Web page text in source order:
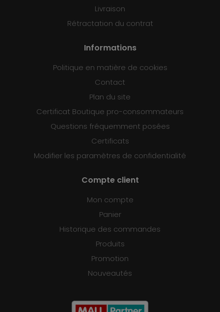
Livraison
Rétractation du contrat
Informations
Politique en matière de cookies
Contact
Plan du site
Certificat Boutique pro-consommateurs
Questions fréquemment posées
Certificats
Modifier les paramètres de confidentialité
Compte client
Mon compte
Panier
Historique des commandes
Produits
Promotion
Nouveautés